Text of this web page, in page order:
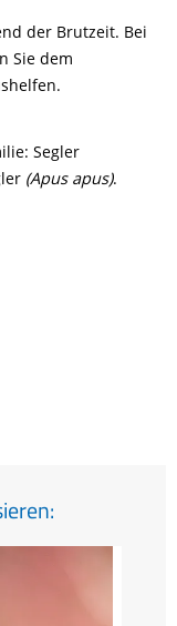
der Brutzeit. Bei
Sie dem
Segler
(Apus apus).